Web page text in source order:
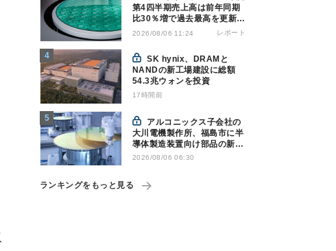
第4四半期売上高は前年同期
比30％増で過去最高を更新、
NAND関連が好調
2026/08/06 11:24 レポート
SK hynix、DRAMと
NANDの新工場建設に総額
54.3兆ウォンを投資
17時間前
大川電機製作所、福島市に半
導体製造装置向け部品の新工
場建設を決定
2026/08/06 06:30
ランキングをもっと見る